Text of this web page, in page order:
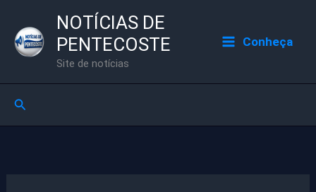
para
NOTÍCIAS DE
PENTECOSTE
Site de notícias
Conheça
Pesquisar